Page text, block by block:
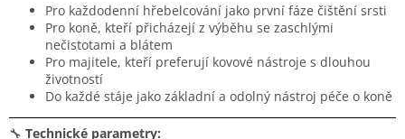
Pro každodenní hřebelcování jako první fáze čištění srsti
Pro koně, kteří přicházejí z výběhu se zaschlými
nečistotami a blátem
Pro majitele, kteří preferují kovové nástroje s dlouhou
životností
Do každé stáje jako základní a odolný nástroj péče o koně
🔧 Technické parametry: